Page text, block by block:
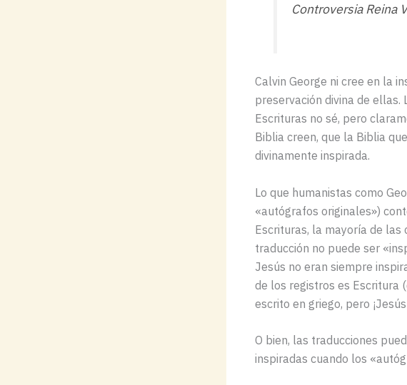
Controversia Reina
Calvin George ni cree en la
preservación divina de ellas.
Escrituras no sé, pero
Biblia creen, que la Biblia
divinamente inspirada.
Lo que humanistas como
«autógrafos originales»)
Escrituras, la mayoría de las
traducción no puede ser
Jesús no eran siempre
de los registros es Escritura
escrito en griego, pero
O bien, las traducciones
inspiradas cuando los